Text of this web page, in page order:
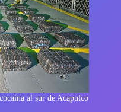
al sur de Acapulco